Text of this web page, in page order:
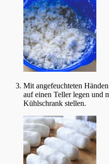
Mit angefeuchteten
auf einen Teller legen und
Kühlschrank stellen.